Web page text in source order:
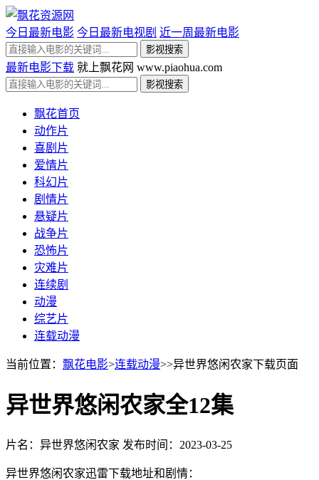
今日最新电影 今日最新电视剧 近一周最新电影
最新电影下载 就上飘花网 www.piaohua.com
飘花首页
动作片
喜剧片
爱情片
科幻片
剧情片
悬疑片
战争片
恐怖片
灾难片
连续剧
动漫
综艺片
连载动漫
当前位置： 飘花电影>连载动漫>>异世界悠闲农家下载页面
异世界悠闲农家全12集
片名：异世界悠闲农家 发布时间：2023-03-25
异世界悠闲农家迅雷下载地址和剧情：